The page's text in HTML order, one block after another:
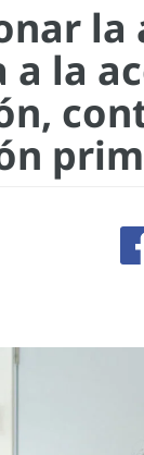
la
a la